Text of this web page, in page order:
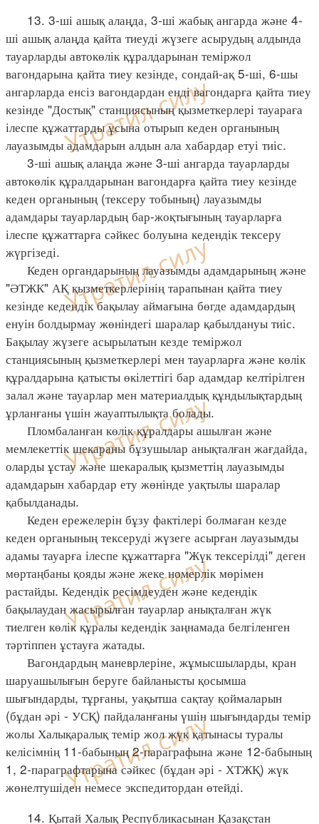
13. 3-ші ашық алаңда, 3-ші жабық ангарда және 4-
ші ашық алаңда қайта тиеуді жүзеге асырудың алдында
тауарларды автокөлік құралдарынан теміржол
вагондарына қайта тиеу кезінде, сондай-ақ 5-ші, 6-шы
ангарларда енсіз вагондардан енді вагондарға қайта тиеу
кезінде "Достық" станциясының қызметкерлері тауараға
ілеспе құжаттарды ұсына отырып кеден органының
лауазымды адамдарын алдын ала хабардар етуі тиіс.
3-ші ашық алаңда және 3-ші ангарда тауарларды
автокөлік құралдарынан вагондарға қайта тиеу кезінде
кеден органының (тексеру тобының) лауазымды
адамдары тауарлардың бар-жоқтығының тауарларға
ілеспе құжаттарға сәйкес болуына кедендік тексеру
жүргізеді.
Кеден органдарының лауазымды адамдарының және
"ӘТЖК" АҚ қызметкерлерінің тарапынан қайта тиеу
кезінде кедендік бақылау аймағына бөгде адамдардың
енуін болдырмау жөніндегі шаралар қабылдануы тиіс.
Бақылау жүзеге асырылатын кезде теміржол
станциясының қызметкерлері мен тауарларға және көлік
құралдарына қатысты өкілеттігі бар адамдар келтірілген
залал және тауарлар мен материалдық құндылықтардың
ұрланғаны үшін жауаптылықта болады.
Пломбаланған көлік құралдары ашылған және
мемлекеттік шекараны бұзушылар анықталған жағдайда,
оларды ұстау және шекаралық қызметтің лауазымды
адамдарын хабардар ету жөнінде уақтылы шаралар
қабылданады.
Кеден ережелерін бұзу фактілері болмаған кезде
кеден органының тексеруді жүзеге асырған лауазымды
адамы тауарға ілеспе құжаттарға "Жүк тексерілді" деген
мөртаңбаны қояды және жеке номерлік мөрімен
растайды. Кедендік ресімдеуден және кедендік
бақылаудан жасырылған тауарлар анықталған жүк
тиелген көлік құралы кедендік заңнамада белгіленген
тәртіппен ұстауға жатады.
Вагондардың маневрлеріне, жұмысшыларды, кран
шаруашылығын беруге байланысты қосымша
шығындарды, тұрғаны, уақытша сақтау қоймаларын
(бұдан әрі - УСҚ) пайдаланғаны үшін шығындарды темір
жолы Халықаралық темір жол жүк қатынасы туралы
келісімнің 11-бабының 2-параграфына және 12-бабының
1, 2-параграфтарына сәйкес (бұдан әрі - ХТЖҚ) жүк
жөнелтушіден немесе экспедитордан өтейді.
14. Қытай Халық Республикасынан Қазақстан